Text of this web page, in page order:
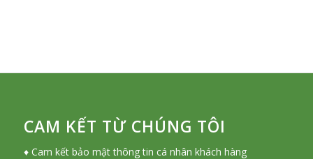
CAM KẾT TỪ CHÚNG TÔI
♦ Cam kết bảo mật thông tin cá nhân khách hàng